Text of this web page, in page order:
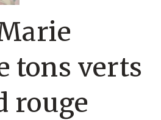
tons verts
rouge